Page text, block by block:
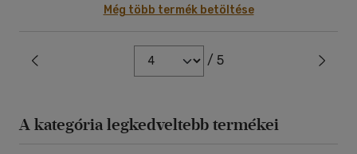
Még több termék betöltése
/ 5
A kategória legkedveltebb termékei